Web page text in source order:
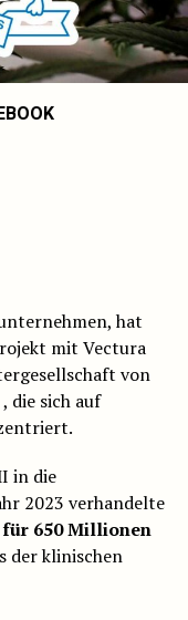
hat
mit Vectura
von
, die sich auf
in die
2023 verhandelte
für 650 Millionen
der klinischen